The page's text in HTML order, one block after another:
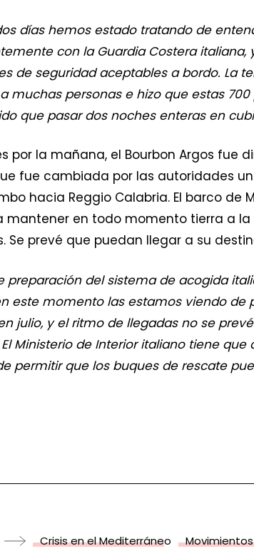
días hemos estado tratando de
con la Guardia Costera
de seguridad aceptables a bordo. La
muchas personas e hizo que estas
que pasar dos noches enteras en
por la mañana, el Bourbon Argos fue
fue cambiada por las autoridades
hacia Reggio Calabria. El barco
mantener en todo momento tierra a
Se prevé que puedan llegar a su
preparación del sistema de acogida
este momento las estamos viendo de
julio, y el ritmo de llegadas no se
Ministerio de Interior italiano tiene
permitir que los buques de rescate
Crisis en el Mediterráneo